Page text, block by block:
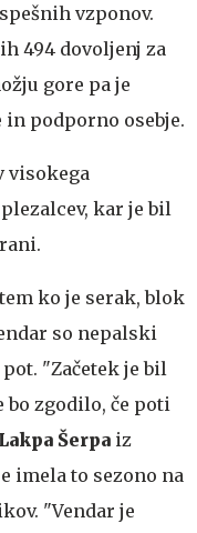
vzponov.
494 dovoljenj za
gore pa je
podporno osebje.
visokega
kar je bil
ko je serak, blok
so nepalski
"Začetek je bil
bo zgodilo, če poti
Lakpa Šerpa iz
imela to sezono na
"Vendar je